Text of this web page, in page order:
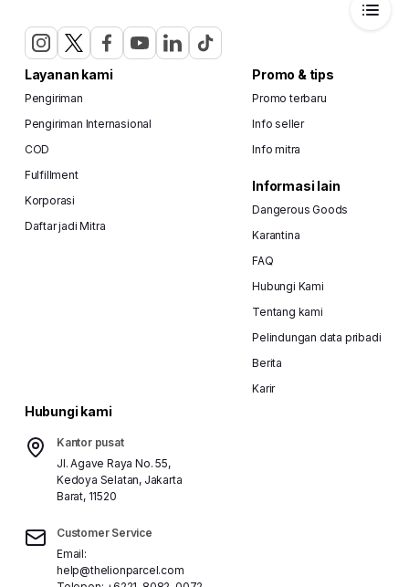
Layanan kami
Pengiriman
Pengiriman Internasional
COD
Fulfillment
Korporasi
Daftar jadi Mitra
Promo & tips
Promo terbaru
Info seller
Info mitra
Informasi lain
Dangerous Goods
Karantina
FAQ
Hubungi Kami
Tentang kami
Pelindungan data pribadi
Berita
Karir
Hubungi kami
Kantor pusat
Jl. Agave Raya No. 55,
Kedoya Selatan, Jakarta
Barat, 11520
Customer Service
Email:
help@thelionparcel.com